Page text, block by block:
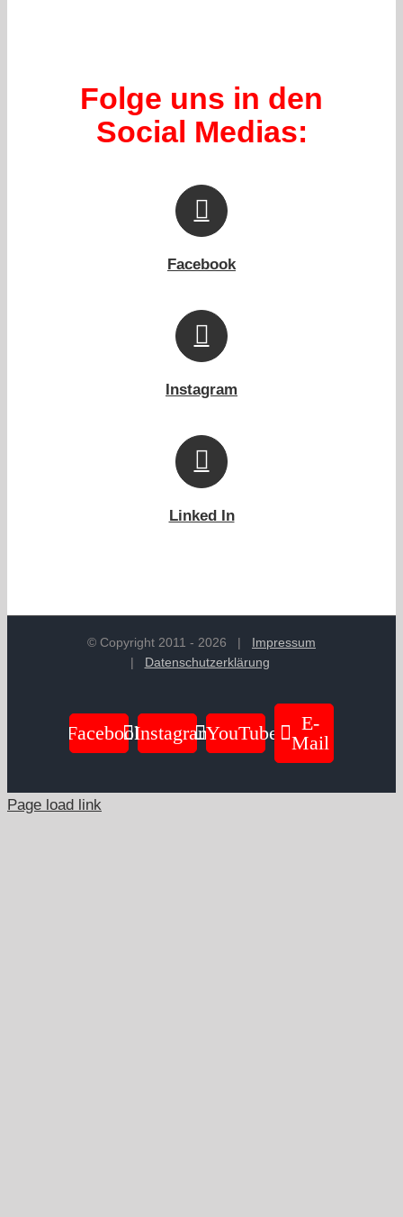
Folge uns in den
Social Medias:
Facebook
Instagram
Linked In
© Copyright 2011 - 2026 | Impressum
| Datenschutzerklärung
FacebookInstagramYouTube
E-
Mail
Page load link